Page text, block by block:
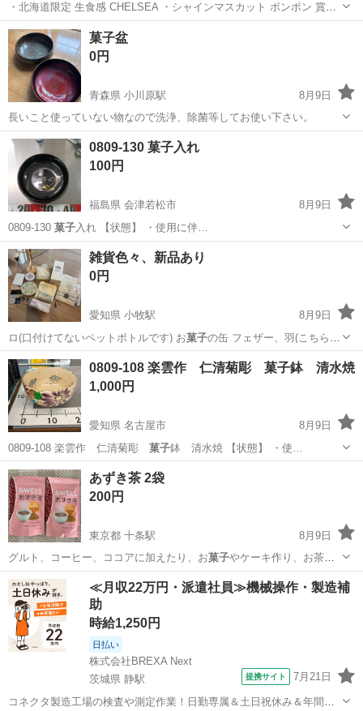
・北海道限定 生食感 CHELSEA ・シャインマスカット ボンボン 賞味
期限は写真でご確認お願いいたします。 ノークレーム・ノーリターン
でお願いいたします！！
北海道 旭川市 食品
菓子盆
0円
青森県 小川原駅
8月9日
長いこと使っていない物なので洗浄、除菌等してお使い下さい。
青森 十和田市 小川原駅 食器
0809-130 菓子入れ
100円
福島県 会津若松市
8月9日
0809-130 菓子 入れ 【状態】 ・使用に伴…
福島 会津若松市 食器 現地
雑貨色々、新品あり
0円
愛知県 小牧駅
8月9日
ロ(口付けてないペットボトルです) お菓子の缶 フェザー、羽(こちらの
缶は付きま…
愛知 小牧市 その他
0809-108 楽雲作 仁清菊彫 菓子鉢 清水焼
1,000円
愛知県 名古屋市
8月9日
0809-108 楽雲作 仁清菊彫 菓子 鉢 清水焼 【状態】 ・使…
愛知 名古屋市 食器
あずき茶 2袋
200円
東京都 十条駅
8月9日
グルト、コーヒー、ココアに加えたり、お菓子やケーキ作り、お茶漬
けや粥など、お料理…
東京 北区 十条駅 食品 あずき
≪月収22万円・派遣社員≫機械操作・製造補
助
時給1,250円
日払い
株式会社BREXA Next
茨城県 静駅
提携サイト 7月21日
コネクタ製造工場の検査や測定作業！日勤専属＆土日祝休み＆年間休